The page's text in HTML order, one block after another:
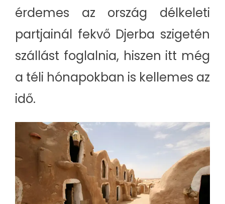
érdemes az ország délkeleti
partjainál fekvő Djerba szigetén
szállást foglalnia, hiszen itt még
a téli hónapokban is kellemes az
idő.